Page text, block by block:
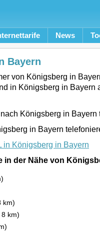
News
Bayern
von Königsberg in
in Königsberg in Bayern
Königsberg in
in Bayern
in Königsberg in Bayern
in der Nähe von
km)
km)